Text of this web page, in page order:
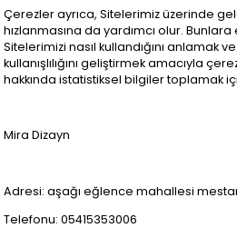
Çerezler ayrıca, Sitelerimiz üzerinde
hızlanmasına da yardımcı olur.
Sitelerimizi nasıl kullandığını anlamak
kullanışlılığını geliştirmek amacıyla
hakkında istatistiksel bilgiler toplamak
Mira Dizayn
Adresi: aşağı eğlence mahallesi
Telefonu: 05415353006